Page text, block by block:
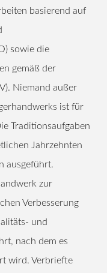
basierend auf
sowie die
gemäß der
Niemand außer
ist für
Traditionsaufgaben
Jahrzehnten
ausgeführt.
zur
Verbesserung
und
nach dem es
wird. Verbriefte